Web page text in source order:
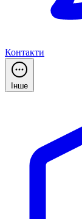
Контакти
Інше